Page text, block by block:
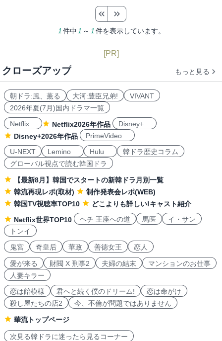
1 件中 1 ～ 1 件を表示しています。
[PR]
クローズアップ もっと見る
朝ドラ:風、薫る 大河:豊臣兄弟!
VIVANT
2026年夏(7月)国内ドラマ一覧
Netflix
Netflix2026年作品
Disney+
Disney+2026年作品
PrimeVideo
U-NEXT
Lemino Hulu
韓ドラ歴史コラム
グローバル視点で読む韓国ドラ
【最新8月】韓国でスタートの新韓ドラ月別一覧
韓流再現レポ(取材)
制作発表会レポ(WEB)
韓国TV視聴率TOP10
どこよりも詳しい!キャスト紹介
Netflix世界TOP10
ヘチ 王座への道 馬医
イ・サン
トンイ
鬼宮
奇皇后 華政 善徳女王 恋人
愛が来る 財閥 X 刑事2 夫婦の結末
マンションのお仕事
人妻キラー
恋は飴模様
君へと続く僕のドリーム!
恋は命がけ
殺し屋たちの店2
今、不倫が問題ではありません
華流トップページ
次見る韓ドラに迷ったら見るコーナー